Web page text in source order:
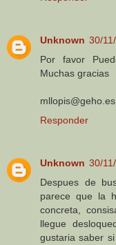
Unknown 30/
Por favor
Muchas gracias
mllopis@geho.es
Responder
Unknown 30/
Despues de
parece que la
concreta,
llegue
gustaria saber